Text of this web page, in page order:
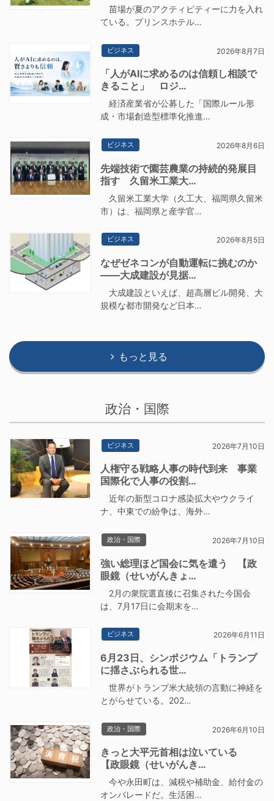
苗場が夏のアクティビティーに力を入れ
ている。プリンスホテル…
ビジネス 2026年8月7日
「人がAIに求めるのは信頼し相談で
きること」 ロジ…
経済産業省が公募した「国際ルール形
成・市場創造型標準化推進…
ビジネス 2026年8月6日
先端技術で園芸農業の持続的発展目
指す 久留米工業大…
久留米工業大学（久工大、福岡県久留米
市）は、福岡県と産学官…
ビジネス 2026年8月5日
なぜゼネコンが自動運転に挑むのか
――大成建設が見据…
大成建設といえば、超高層ビル開発、大
規模な都市開発など日本…
もっと見る
政治・国際
ビジネス 2026年7月10日
人権守る戦略人事の時代到来 事業
国際化で人事の役割…
近年の新型コロナ感染拡大やウクライ
ナ、中東での紛争は、海外…
政治・国際 2026年7月10日
強い総理ほど国会に気を遣う 【政
眼鏡（せいがんきょ…
2月の衆院選直後に召集された今国会
は、7月17日に会期末を…
ビジネス 2026年6月11日
6月23日、シンポジウム「トランプ
に揺さぶられる世…
世界がトランプ米大統領の言動に神経を
とがらせている。202…
政治・国際 2026年6月10日
きっと大平元首相は泣いている
【政眼鏡（せいがんき…
今や永田町は、減税や補助金、給付金の
オンパレードだ。生活困…